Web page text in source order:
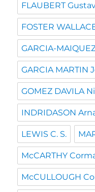
FLAUBERT
FOSTER
GARCIA-
GARCIA MARTIN
GOMEZ DAVILA
INDRIDASON
LEWIS C. S.
McCARTHY
McCULLOUGH